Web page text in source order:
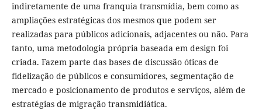
indiretamente de uma franquia transmídia, bem como as
ampliações estratégicas dos mesmos que podem ser
realizadas para públicos adicionais, adjacentes ou não. Para
tanto, uma metodologia própria baseada em design foi
criada. Fazem parte das bases de discussão óticas de
fidelização de públicos e consumidores, segmentação de
mercado e posicionamento de produtos e serviços, além de
estratégias de migração transmidiática.